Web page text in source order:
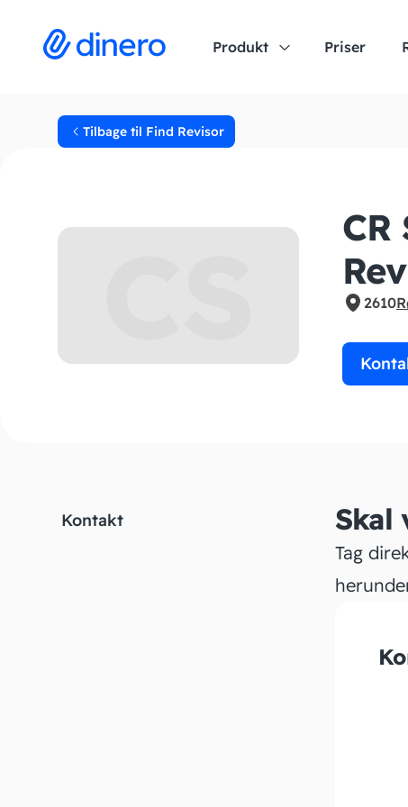
Produkt Priser
Tilbage til Find Revisor
CR
2610
Kontakt Skal
Tag